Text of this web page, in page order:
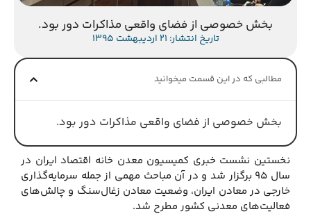
بخش خصوصی از فضای واقعی مذاکرات دور بود.
تاریخ انتشار: 21 اردیبهشت 1395
مطالبی که در این قسمت میخوانید
بخش خصوصی از فضای واقعی مذاکرات دور بود.
نخستین نشست خبری کمیسیون معدن خانه اقتصاد ایران در
سال ۹۵ برگزار شد و در آن مباحث مهمی از جمله سرمایه‌گذاری
خارجی در معادن ایران، وضعیت معادن زغال‌سنگ و چالش‌های
فعالیت‌های معدنی کشور مطرح شد.